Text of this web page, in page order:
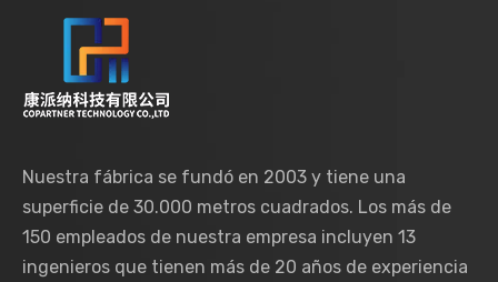
Nuestra fábrica se fundó en 2003 y tiene una
superficie de 30.000 metros cuadrados. Los más de
150 empleados de nuestra empresa incluyen 13
ingenieros que tienen más de 20 años de experiencia